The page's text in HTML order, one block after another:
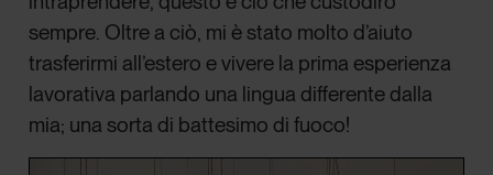
sempre. Oltre a ciò, mi è stato molto d’aiuto
trasferirmi all’estero e vivere la prima esperienza
lavorativa parlando una lingua differente dalla
mia; una sorta di battesimo di fuoco!